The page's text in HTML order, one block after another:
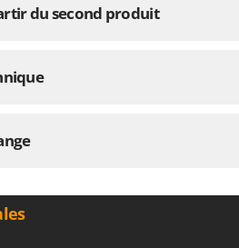
du second produit